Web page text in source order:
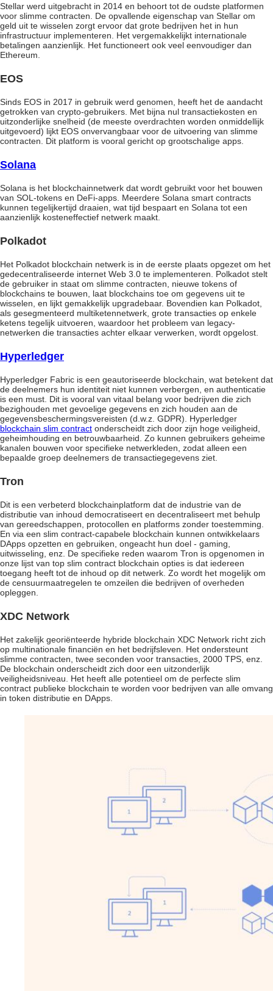
Stellar werd uitgebracht in 2014 en behoort tot de oudste platformen
voor slimme contracten. De opvallende eigenschap van Stellar om
geld uit te wisselen zorgt ervoor dat grote bedrijven het in hun
infrastructuur implementeren. Het vergemakkelijkt internationale
betalingen aanzienlijk. Het functioneert ook veel eenvoudiger dan
Ethereum.
EOS
Sinds EOS in 2017 in gebruik werd genomen, heeft het de aandacht
getrokken van crypto-gebruikers. Met bijna nul transactiekosten en
uitzonderlijke snelheid (de meeste overdrachten worden onmiddellijk
uitgevoerd) lijkt EOS onvervangbaar voor de uitvoering van slimme
contracten. Dit platform is vooral gericht op grootschalige apps.
Solana
Solana is het blockchainnetwerk dat wordt gebruikt voor het bouwen
van SOL-tokens en DeFi-apps. Meerdere Solana smart contracts
kunnen tegelijkertijd draaien, wat tijd bespaart en Solana tot een
aanzienlijk kosteneffectief netwerk maakt.
Polkadot
Het Polkadot blockchain netwerk is in de eerste plaats opgezet om het
gedecentraliseerde internet Web 3.0 te implementeren. Polkadot stelt
de gebruiker in staat om slimme contracten, nieuwe tokens of
blockchains te bouwen, laat blockchains toe om gegevens uit te
wisselen, en lijkt gemakkelijk upgradebaar. Bovendien kan Polkadot,
als gesegmenteerd multiketennetwerk, grote transacties op enkele
ketens tegelijk uitvoeren, waardoor het probleem van legacy-
netwerken die transacties achter elkaar verwerken, wordt opgelost.
Hyperledger
Hyperledger Fabric is een geautoriseerde blockchain, wat betekent dat
de deelnemers hun identiteit niet kunnen verbergen, en authenticatie
is een must. Dit is vooral van vitaal belang voor bedrijven die zich
bezighouden met gevoelige gegevens en zich houden aan de
gegevensbeschermingsvereisten (d.w.z. GDPR). Hyperledger
blockchain slim contract onderscheidt zich door zijn hoge veiligheid,
geheimhouding en betrouwbaarheid. Zo kunnen gebruikers geheime
kanalen bouwen voor specifieke netwerkleden, zodat alleen een
bepaalde groep deelnemers de transactiegegevens ziet.
Tron
Dit is een verbeterd blockchainplatform dat de industrie van de
distributie van inhoud democratiseert en decentraliseert met behulp
van gereedschappen, protocollen en platforms zonder toestemming.
En via een slim contract-capabele blockchain kunnen ontwikkelaars
DApps opzetten en gebruiken, ongeacht hun doel - gaming,
uitwisseling, enz. De specifieke reden waarom Tron is opgenomen in
onze lijst van top slim contract blockchain opties is dat iedereen
toegang heeft tot de inhoud op dit netwerk. Zo wordt het mogelijk om
de censuurmaatregelen te omzeilen die bedrijven of overheden
opleggen.
XDC Network
Het zakelijk georiënteerde hybride blockchain XDC Network richt zich
op multinationale financiën en het bedrijfsleven. Het ondersteunt
slimme contracten, twee seconden voor transacties, 2000 TPS, enz.
De blockchain onderscheidt zich door een uitzonderlijk
veiligheidsniveau. Het heeft alle potentieel om de perfecte slim
contract publieke blockchain te worden voor bedrijven van alle omvang
in token distributie en DApps.